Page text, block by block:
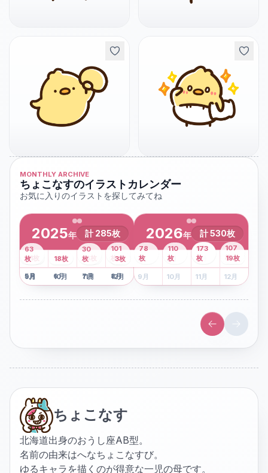
MONTHLY ARCHIVE
ちょこなすのイラストカレンダー
お気に入りのイラストを探してみてね
2025年 計 285枚
1月
2枚 2月 3月 4月
8枚
5月
41 枚
6月
13枚
7月
6枚
8月
101
枚
9月
63
枚
10月
18枚
11月
30
枚
12月
3枚
2026年 計530枚
1月 2月 3月
43
枚
4月
107
枚
5 月
78
枚
6月
110
枚
7月
173
枚
8月
19枚
9 月 10月 11月 12月
ちょこなす
北海道出身のおうし座AB型。
名前の由来はへなちょこなすび。
ゆるキャラを描くのが得意な一児の母です。